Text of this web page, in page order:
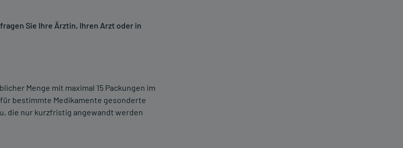
Sie Ihre Ärztin, Ihren Arzt oder in
Menge mit maximal 15 Packungen im
bestimmte Medikamente gesonderte
die nur kurzfristig angewandt werden